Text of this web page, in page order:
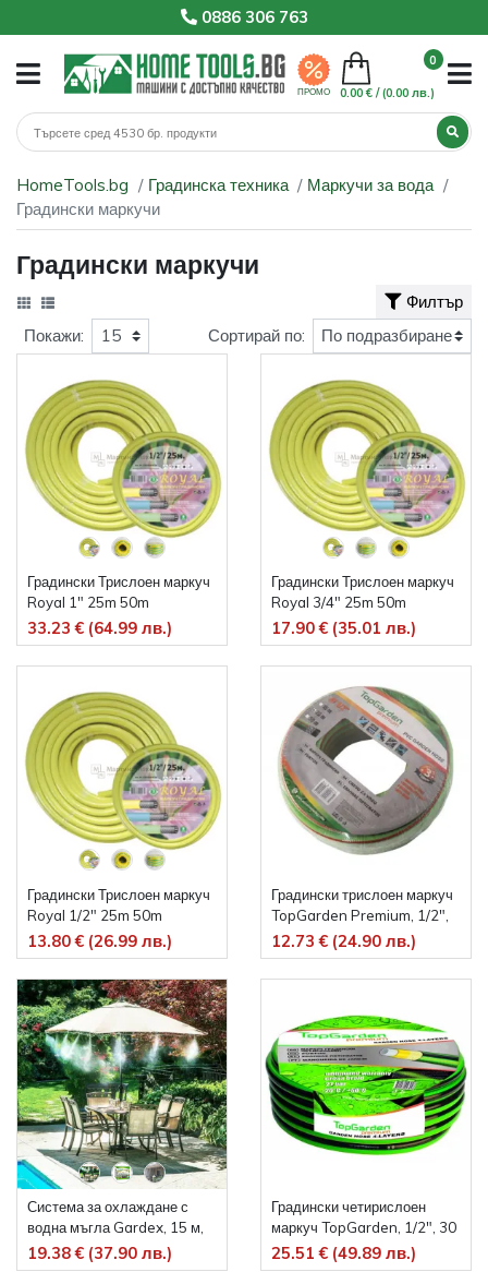
0886 306 763
ПРОМО
0
0.00 € /(0.00 лв.)
HomeTools.bg Градинска техника
Маркучи за вода
Градински маркучи
Градински маркучи
Филтър
Градински Трислоен маркуч
Royal 1" 25m 50m
33.23 € (64.99 лв.)
Градински Трислоен маркуч
Royal 3/4" 25m 50m
17.90 € (35.01 лв.)
Градински Трислоен маркуч
Royal 1/2" 25m 50m
13.80 € (26.99 лв.)
Градински трислоен маркуч
TopGarden Premium, 1/2",
25 м
12.73 € (24.90 лв.)
Система за охлаждане с
водна мъгла Gardex, 15 м,
1/4"
19.38 € (37.90 лв.)
Градински четирислоен
маркуч TopGarden, 1/2", 30
м
25.51 € (49.89 лв.)
Покажи: Сортирай по: